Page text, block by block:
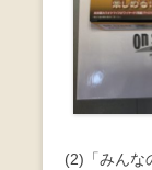
(2)「みんな